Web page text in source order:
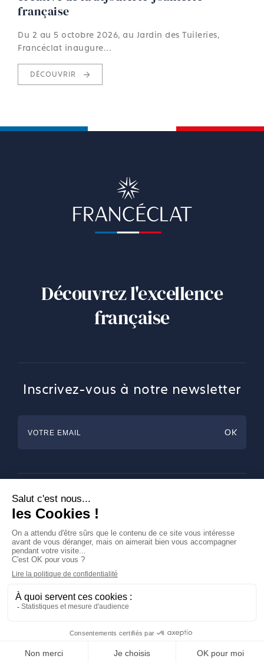
française
Du 2 au 5 octobre 2026, au Jardin des Tuileries,
Francéclat inaugure…
DÉCOUVRIR
Découvrez l'excellence
française
Inscrivez-vous à notre newsletter
Horlogerie
Bijouterie & Joaillerie
Arts de la table
Magazine
A propos de Francéclat
Contacts
LinkedIn
Mentions légales
© Francéclat 2023, Tous droits réservés